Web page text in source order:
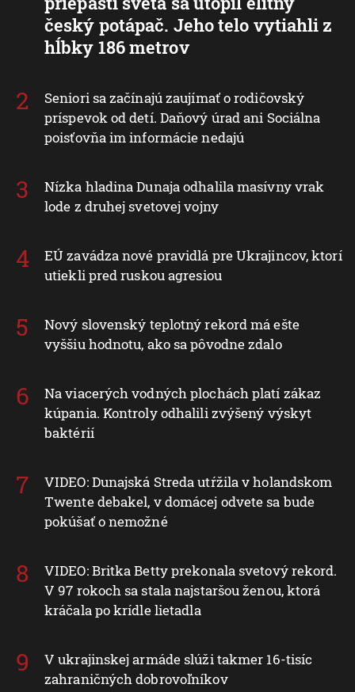
český potápač. Jeho telo vytiahli z
hĺbky 186 metrov
Seniori sa začínajú zaujímať o rodičovský
príspevok od detí. Daňový úrad ani Sociálna
poisťovňa im informácie nedajú
Nízka hladina Dunaja odhalila masívny vrak
lode z druhej svetovej vojny
EÚ zavádza nové pravidlá pre Ukrajincov, ktorí
utiekli pred ruskou agresiou
Nový slovenský teplotný rekord má ešte
vyššiu hodnotu, ako sa pôvodne zdalo
Na viacerých vodných plochách platí zákaz
kúpania. Kontroly odhalili zvýšený výskyt
baktérií
VIDEO: Dunajská Streda utŕžila v holandskom
Twente debakel, v domácej odvete sa bude
pokúšať o nemožné
VIDEO: Britka Betty prekonala svetový rekord.
V 97 rokoch sa stala najstaršou ženou, ktorá
kráčala po krídle lietadla
V ukrajinskej armáde slúži takmer 16-tisíc
zahraničných dobrovoľníkov